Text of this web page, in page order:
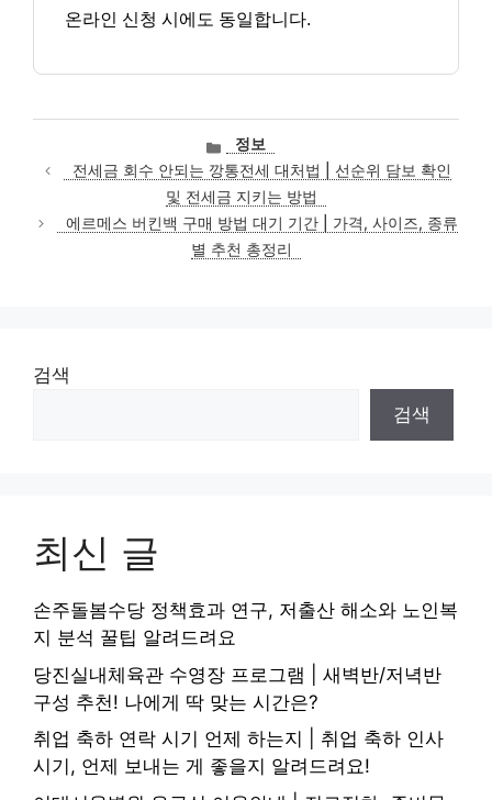
온라인 신청 시에도 동일합니다.
카
테
고
리
정보
전세금 회수 안되는 깡통전세 대처법 | 선순위 담보 확인
및 전세금 지키는 방법
에르메스 버킨백 구매 방법 대기 기간 | 가격, 사이즈, 종류
별 추천 총정리
검색
검색
최신 글
손주돌봄수당 정책효과 연구, 저출산 해소와 노인복
지 분석 꿀팁 알려드려요
당진실내체육관 수영장 프로그램 | 새벽반/저녁반
구성 추천! 나에게 딱 맞는 시간은?
취업 축하 연락 시기 언제 하는지 | 취업 축하 인사
시기, 언제 보내는 게 좋을지 알려드려요!